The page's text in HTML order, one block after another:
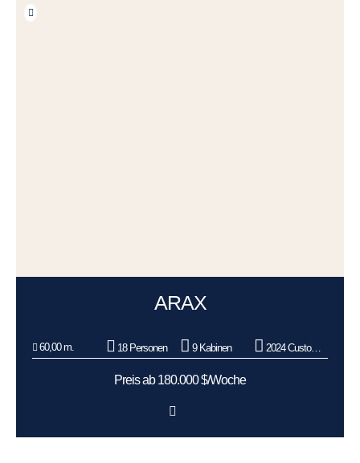
ARAX
60,00 m. 18 Personen 9 Kabinen 2024 Custom Made
Preis ab 180.000 $/Woche